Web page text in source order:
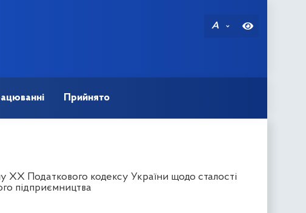
A
Прийнято
ХХ Податкового кодексу України щодо сталості
підприємництва